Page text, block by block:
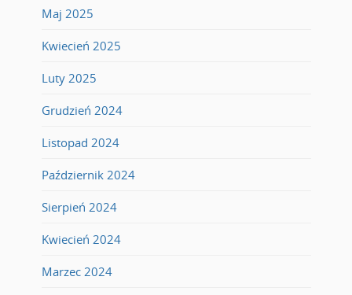
Maj 2025
Kwiecień 2025
Luty 2025
Grudzień 2024
Listopad 2024
Październik 2024
Sierpień 2024
Kwiecień 2024
Marzec 2024